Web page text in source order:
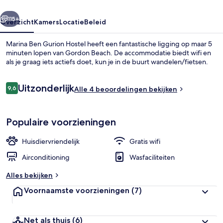
Deluxe tweepersoonskamer, uitzicht
Volgende
115+
OverzichtKamersLocatieBeleid
Marina Ben Gurion Hostel heeft een fantastische ligging op maar 5
minuten lopen van Gordon Beach. De accommodatie biedt wifi en
als je graag iets actiefs doet, kun je in de buurt wandelen/fietsen.
Beoordelingen
9,69,6 op 10 –
UitzonderlijkAlle 4 beoordelingen bekijken
Populaire voorzieningen
Huisdiervriendelijk
Gratis wifi
Airconditioning
Wasfaciliteiten
Alles bekijken
Voornaamste voorzieningen (7)
Net als thuis (6)